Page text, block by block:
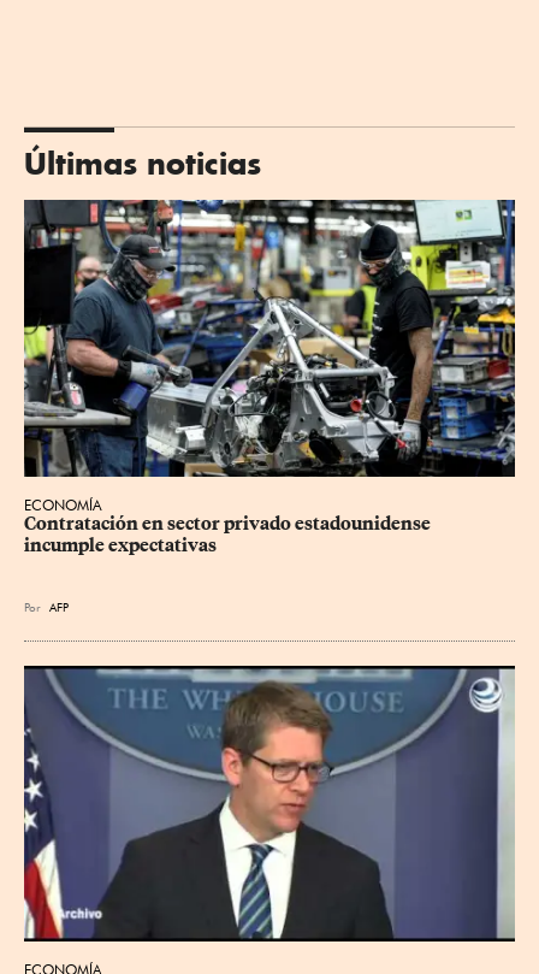
Últimas noticias
ECONOMÍA
Contratación en sector privado estadounidense
incumple expectativas
Por AFP
ECONOMÍA